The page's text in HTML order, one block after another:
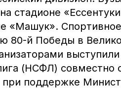
стадионе
«Машук».
80-й Победы в
(НСФЛ) совместно
поддержке